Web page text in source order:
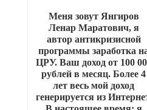
Меня зовут Янгиров
Ленар Маратович, я
автор антикризисной
программы заработка
ЦРУ. Ваш доход от 100
рублей в месяц. Более 4
лет весь мой доход
генерируется из